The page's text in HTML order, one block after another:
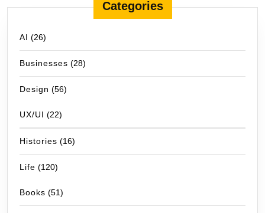
Categories
AI (26)
Businesses (28)
Design (56)
UX/UI (22)
Histories (16)
Life (120)
Books (51)